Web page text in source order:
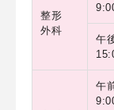
整形
外科
午
午